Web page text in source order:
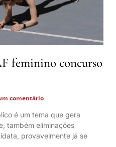
feminino concurso
comentário
é um tema que gera
também eliminações
provavelmente já se